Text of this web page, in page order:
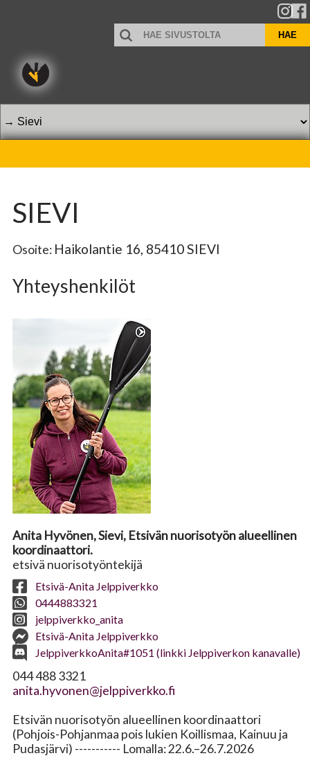
HAE
SIVUSTOLTA
HAE
SIEVI
Osoite: Haikolantie 16, 85410 SIEVI
Yhteyshenkilöt
Anita Hyvönen, Sievi, Etsivän nuorisotyön alueellinen
koordinaattori.
etsivä nuorisotyöntekijä
Etsivä-Anita Jelppiverkko
0444883321
jelppiverkko_anita
Etsivä-Anita Jelppiverkko
JelppiverkkoAnita#1051 (linkki Jelppiverkon kanavalle)
044 488 3321
anita.hyvonen@jelppiverkko.fi
Etsivän nuorisotyön alueellinen koordinaattori
(Pohjois-Pohjanmaa pois lukien Koillismaa, Kainuu ja
Pudasjärvi) ----------- Lomalla: 22.6.–26.7.2026